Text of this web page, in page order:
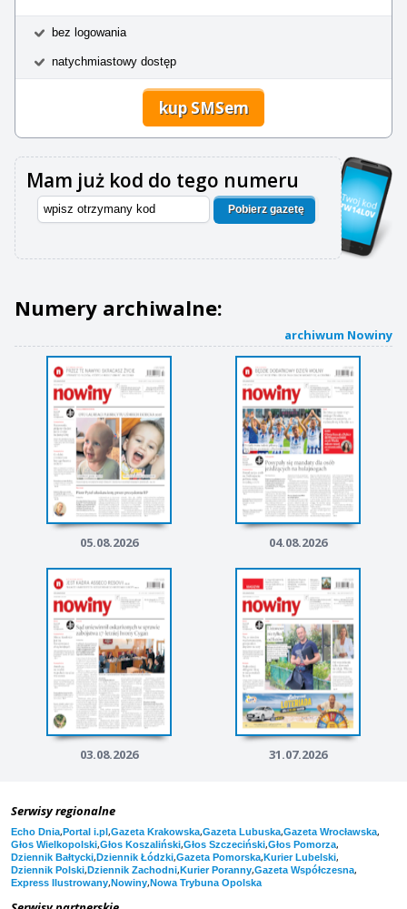
bez logowania
natychmiastowy dostęp
kup SMSem
Mam już kod do tego numeru
Pobierz gazetę
Numery archiwalne:
archiwum Nowiny
05.08.2026 04.08.2026
03.08.2026 31.07.2026
Serwisy regionalne
Echo Dnia,Portal i.pl,Gazeta Krakowska,Gazeta Lubuska,Gazeta Wrocławska,
Głos Wielkopolski,Głos Koszaliński,Głos Szczeciński,Głos Pomorza,
Dziennik Bałtycki,Dziennik Łódzki,Gazeta Pomorska,Kurier Lubelski,
Dziennik Polski,Dziennik Zachodni,Kurier Poranny,Gazeta Współczesna,
Express Ilustrowany,Nowiny,Nowa Trybuna Opolska